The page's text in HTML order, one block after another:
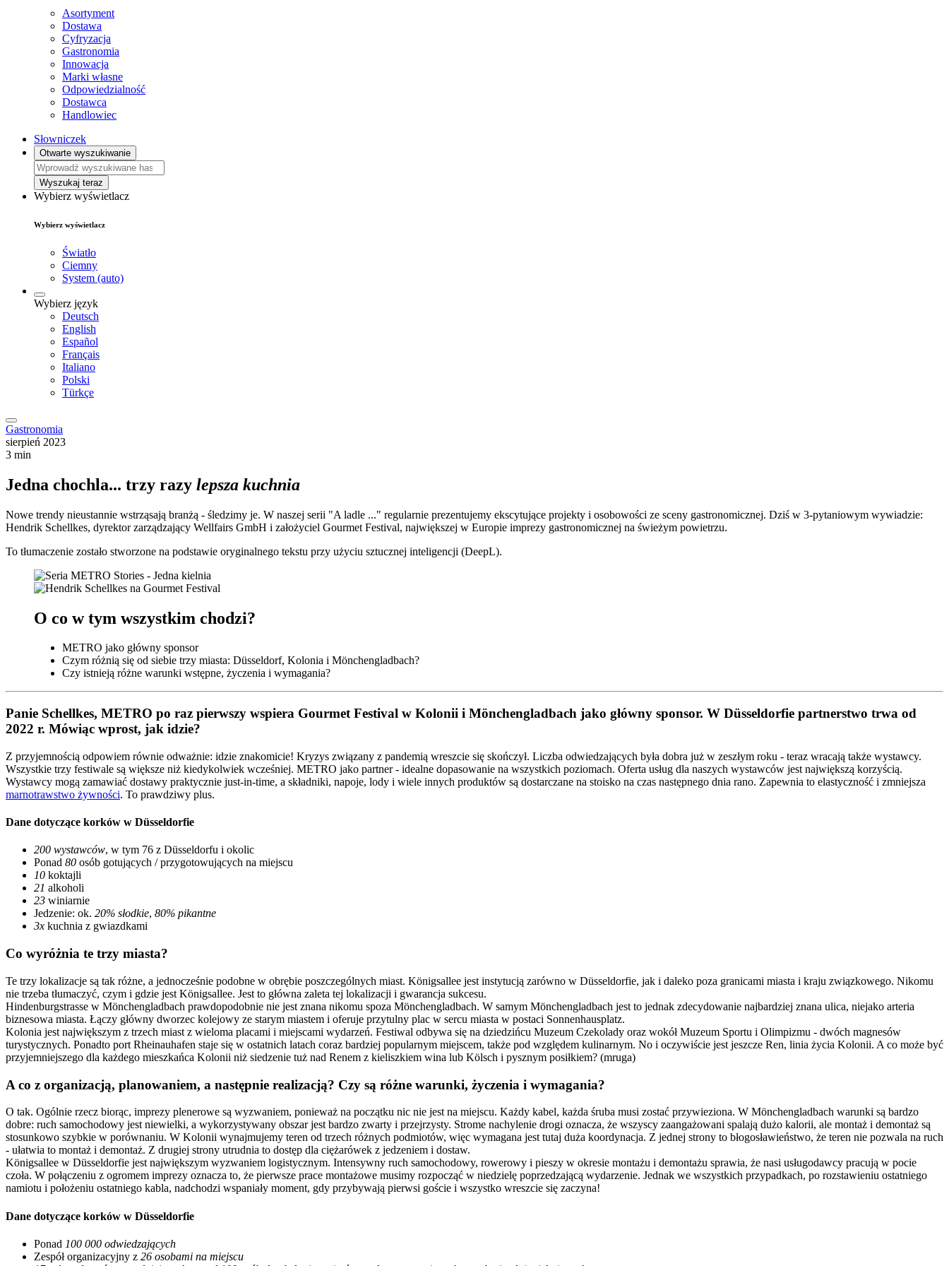
Asortyment
Dostawa
Cyfryzacja
Gastronomia
Innowacja
Marki własne
Odpowiedzialność
Dostawca
Handlowiec
Słowniczek
Otwarte wyszukiwanie
Wyszukaj teraz
Wybierz wyświetlacz
Wybierz wyświetlacz
Światło
Ciemny
System (auto)
Wybierz język
Deutsch
English
Español
Français
Italiano
Polski
Türkçe
Gastronomia
sierpień 2023
3 min
Jedna chochla... trzy razy lepsza kuchnia
Nowe trendy nieustannie wstrząsają branżą - śledzimy je. W naszej serii "A ladle ..." regularnie prezentujemy ekscytujące projekty i osobowości ze sceny gastronomicznej. Dziś w 3-pytaniowym wywiadzie:
Hendrik Schellkes, dyrektor zarządzający Wellfairs GmbH i założyciel Gourmet Festival, największej w Europie imprezy gastronomicznej na świeżym powietrzu.
To tłumaczenie zostało stworzone na podstawie oryginalnego tekstu przy użyciu sztucznej inteligencji (DeepL).
O co w tym wszystkim chodzi?
METRO jako główny sponsor
Czym różnią się od siebie trzy miasta: Düsseldorf, Kolonia i Mönchengladbach?
Czy istnieją różne warunki wstępne, życzenia i wymagania?
Panie Schellkes, METRO po raz pierwszy wspiera Gourmet Festival w Kolonii i Mönchengladbach jako główny sponsor. W Düsseldorfie partnerstwo trwa od
2022 r. Mówiąc wprost, jak idzie?
Z przyjemnością odpowiem równie odważnie: idzie znakomicie! Kryzys związany z pandemią wreszcie się skończył. Liczba odwiedzających była dobra już w zeszłym roku - teraz wracają także wystawcy.
Wszystkie trzy festiwale są większe niż kiedykolwiek wcześniej. METRO jako partner - idealne dopasowanie na wszystkich poziomach. Oferta usług dla naszych wystawców jest największą korzyścią.
Wystawcy mogą zamawiać dostawy praktycznie just-in-time, a składniki, napoje, lody i wiele innych produktów są dostarczane na stoisko na czas następnego dnia rano. Zapewnia to elastyczność i zmniejsza
marnotrawstwo żywności. To prawdziwy plus.
Dane dotyczące korków w Düsseldorfie
200 wystawców, w tym 76 z Düsseldorfu i okolic
Ponad 80 osób gotujących / przygotowujących na miejscu
10 koktajli
21 alkoholi
23 winiarnie
Jedzenie: ok. 20% słodkie, 80% pikantne
3x kuchnia z gwiazdkami
Co wyróżnia te trzy miasta?
Te trzy lokalizacje są tak różne, a jednocześnie podobne w obrębie poszczególnych miast. Königsallee jest instytucją zarówno w Düsseldorfie, jak i daleko poza granicami miasta i kraju związkowego. Nikomu
nie trzeba tłumaczyć, czym i gdzie jest Königsallee. Jest to główna zaleta tej lokalizacji i gwarancja sukcesu.
Hindenburgstrasse w Mönchengladbach prawdopodobnie nie jest znana nikomu spoza Mönchengladbach. W samym Mönchengladbach jest to jednak zdecydowanie najbardziej znana ulica, niejako arteria
biznesowa miasta. Łączy główny dworzec kolejowy ze starym miastem i oferuje przytulny plac w sercu miasta w postaci Sonnenhausplatz.
Kolonia jest największym z trzech miast z wieloma placami i miejscami wydarzeń. Festiwal odbywa się na dziedzińcu Muzeum Czekolady oraz wokół Muzeum Sportu i Olimpizmu - dwóch magnesów
turystycznych. Ponadto port Rheinauhafen staje się w ostatnich latach coraz bardziej popularnym miejscem, także pod względem kulinarnym. No i oczywiście jest jeszcze Ren, linia życia Kolonii. A co może być
przyjemniejszego dla każdego mieszkańca Kolonii niż siedzenie tuż nad Renem z kieliszkiem wina lub Kölsch i pysznym posiłkiem? (mruga)
A co z organizacją, planowaniem, a następnie realizacją? Czy są różne warunki, życzenia i wymagania?
O tak. Ogólnie rzecz biorąc, imprezy plenerowe są wyzwaniem, ponieważ na początku nic nie jest na miejscu. Każdy kabel, każda śruba musi zostać przywieziona. W Mönchengladbach warunki są bardzo
dobre: ruch samochodowy jest niewielki, a wykorzystywany obszar jest bardzo zwarty i przejrzysty. Strome nachylenie drogi oznacza, że wszyscy zaangażowani spalają dużo kalorii, ale montaż i demontaż są
stosunkowo szybkie w porównaniu. W Kolonii wynajmujemy teren od trzech różnych podmiotów, więc wymagana jest tutaj duża koordynacja. Z jednej strony to błogosławieństwo, że teren nie pozwala na ruch
- ułatwia to montaż i demontaż. Z drugiej strony utrudnia to dostęp dla ciężarówek z jedzeniem i dostaw.
Königsallee w Düsseldorfie jest największym wyzwaniem logistycznym. Intensywny ruch samochodowy, rowerowy i pieszy w okresie montażu i demontażu sprawia, że nasi usługodawcy pracują w pocie
czoła. W połączeniu z ogromem imprezy oznacza to, że pierwsze prace montażowe musimy rozpocząć w niedzielę poprzedzającą wydarzenie. Jednak we wszystkich przypadkach, po rozstawieniu ostatniego
namiotu i położeniu ostatniego kabla, nadchodzi wspaniały moment, gdy przybywają pierwsi goście i wszystko wreszcie się zaczyna!
Dane dotyczące korków w Düsseldorfie
Ponad 100 000 odwiedzających
Zespół organizacyjny z 26 osobami na miejscu